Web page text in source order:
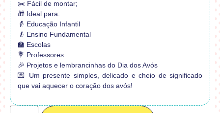
✂️ Fácil de montar;
🎁 Ideal para:
👵 Educação Infantil
👴 Ensino Fundamental
🏫 Escolas
💐 Professores
🎉 Projetos e lembrancinhas do Dia dos Avós
💌 Um presente simples, delicado e cheio de significado
que vai aquecer o coração dos avós!